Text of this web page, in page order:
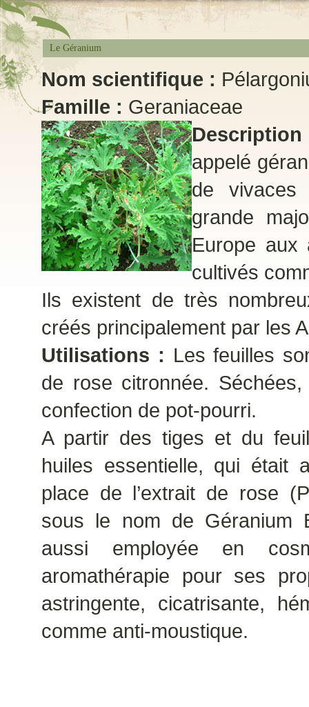
Le Géranium
Nom scientifique :
Famille : Geraniaceae
appelé
de vivaces
grande
Europe aux
cultivés
Ils existent de très
créés principalement par les
Utilisations : Les feuilles
de rose citronnée.
confection de pot-pourri.
A partir des tiges et du
huiles essentielle, qui était
place de l’extrait de rose
sous le nom de Géranium
aussi employée en
aromathérapie pour ses
astringente, cicatrisante,
comme anti-moustique.